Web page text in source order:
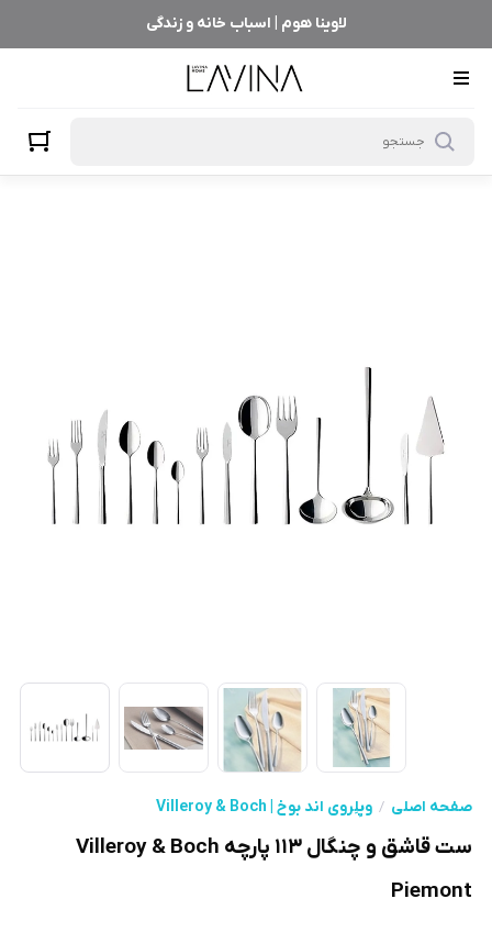
لاوینا هوم | اسباب خانه و زندگی
صفحه اصلی ویِلِروی اند بوخ | Villeroy & Boch
ست قاشق و چنگال ۱۱۳ پارچه Villeroy & Boch
Piemont